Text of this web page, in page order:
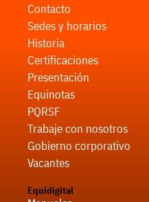
Contacto
Sedes y horarios
Historia
Certificaciones
Presentación
Equinotas
PQRSF
Trabaje con nosotros
Gobierno corporativo
Vacantes
Equidigital